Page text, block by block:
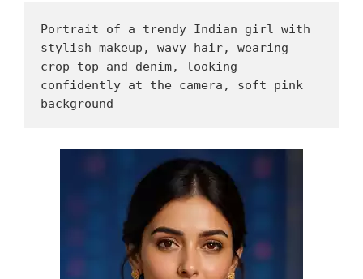
Portrait of a trendy Indian girl with
stylish makeup, wavy hair, wearing
crop top and denim, looking
confidently at the camera, soft pink
background